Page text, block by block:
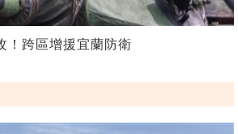
！跨區增援宜蘭防衛